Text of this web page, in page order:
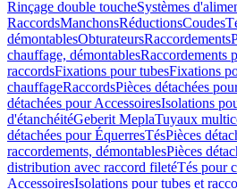
Rinçage double toucheSystèmes
RaccordsManchonsRéductionsCoudes
démontablesObturateursRaccordements
chauffage, démontablesRaccordements
raccordsFixations pour tubesFixations
chauffageRaccordsPièces détachées
détachées pour AccessoiresIsolations
d'étanchéitéGeberit MeplaTuyaux
détachées pour ÉquerresTésPièces
raccordements, démontablesPièces
distribution avec raccord filetéTés pour
AccessoiresIsolations pour tubes et